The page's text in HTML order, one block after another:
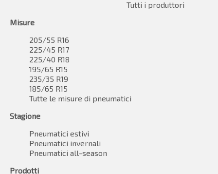
Tutti i produttori
Misure
205/55 R16
225/45 R17
225/40 R18
195/65 R15
235/35 R19
185/65 R15
Tutte le misure di pneumatici
Stagione
Pneumatici estivi
Pneumatici invernali
Pneumatici all-season
Prodotti